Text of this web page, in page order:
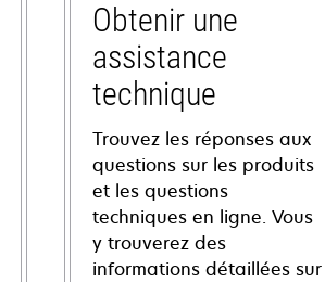
Obtenir une
assistance
technique
Trouvez les réponses aux
questions sur les produits
et les questions
techniques en ligne. Vous
y trouverez des
informations détaillées sur